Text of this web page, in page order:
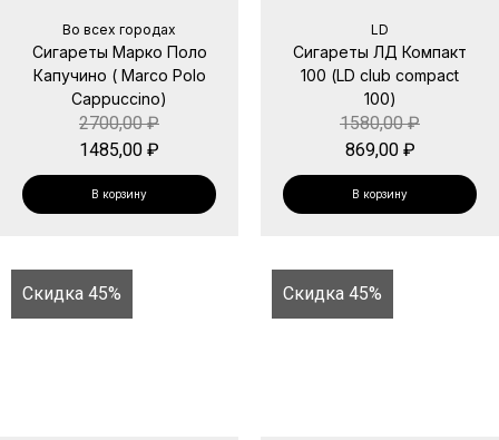
Во всех городах
Сигареты Марко Поло
Капучино ( Marco Polo
Cappuccino)
2700,00₽
1485,00 ₽
В корзину
LD
Сигареты ЛД Компакт
100 (LD club compact
100)
1580,00₽
869,00 ₽
В корзину
Скидка 45% Скидка 45%